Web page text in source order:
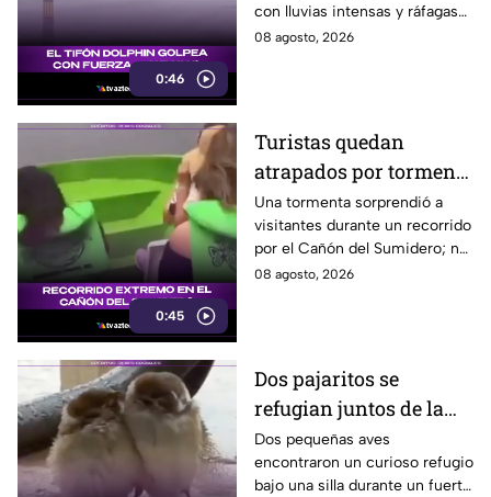
0:46
con lluvias intensas y ráfagas
de hasta 157 kilómetros por
08 agosto, 2026
0:45
Turistas quedan
atrapados por tormenta
en el Cañón del
Sumidero
Una tormenta sorprendió a
visitantes durante un recorrido
por el Cañón del Sumidero; no
se reportaron personas heridas
08 agosto, 2026
Dos pajaritos se
refugian juntos de la
lluvia y se vuelven
virales
Dos pequeñas aves
encontraron un curioso refugio
bajo una silla durante un fuerte